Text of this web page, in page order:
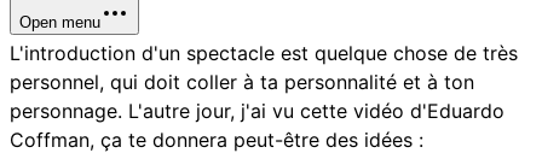
Open menu
L'introduction d'un spectacle est quelque chose de très
personnel, qui doit coller à ta personnalité et à ton
personnage. L'autre jour, j'ai vu cette vidéo d'Eduardo
Coffman, ça te donnera peut-être des idées :